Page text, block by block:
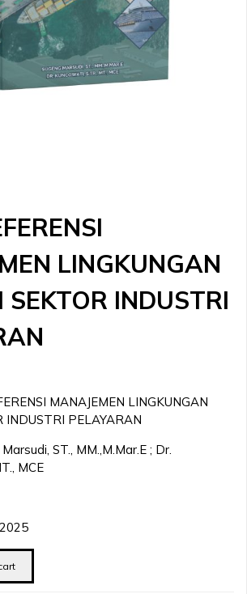
LINGKUNGAN
INDUSTRI
MANAJEMEN LINGKUNGAN
INDUSTRI PELAYARAN
ST., MM.,M.Mar.E ; Dr.
MCE